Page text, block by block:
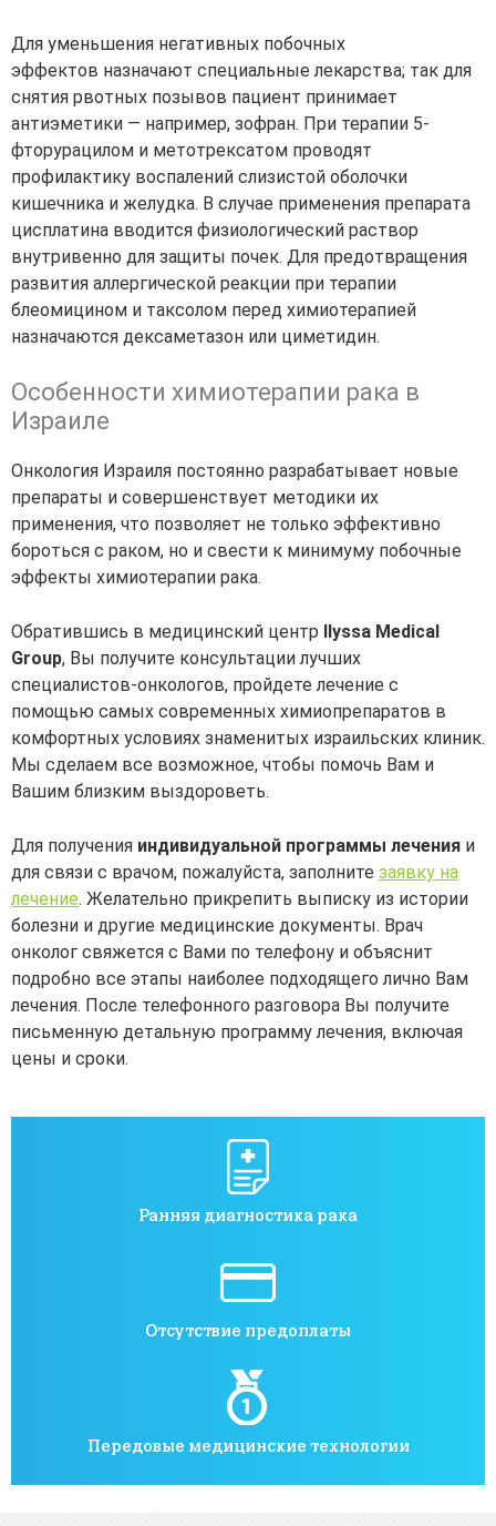
Для уменьшения негативных побочных
эффектов назначают специальные лекарства; так для
снятия рвотных позывов пациент принимает
антиэметики — например, зофран. При терапии 5-
фторурацилом и метотрексатом проводят
профилактику воспалений слизистой оболочки
кишечника и желудка. В случае применения препарата
цисплатина вводится физиологический раствор
внутривенно для защиты почек. Для предотвращения
развития аллергической реакции при терапии
блеомицином и таксолом перед химиотерапией
назначаются дексаметазон или циметидин.
Особенности химиотерапии рака в
Израиле
Онкология Израиля постоянно разрабатывает новые
препараты и совершенствует методики их
применения, что позволяет не только эффективно
бороться с раком, но и свести к минимуму побочные
эффекты химиотерапии рака.
Обратившись в медицинский центр Ilyssa Medical
Group, Вы получите консультации лучших
специалистов-онкологов, пройдете лечение с
помощью самых современных химиопрепаратов в
комфортных условиях знаменитых израильских клиник.
Мы сделаем все возможное, чтобы помочь Вам и
Вашим близким выздороветь.
Для получения индивидуальной программы лечения и
для связи с врачом, пожалуйста, заполните заявку на
лечение. Желательно прикрепить выписку из истории
болезни и другие медицинские документы. Врач
онколог свяжется с Вами по телефону и объяснит
подробно все этапы наиболее подходящего лично Вам
лечения. После телефонного разговора Вы получите
письменную детальную программу лечения, включая
цены и сроки.
Ранняя диагностика рака
Отсутствие предоплаты
Передовые медицинские технологии